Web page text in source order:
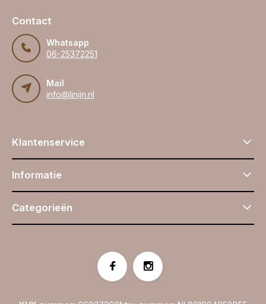
Contact
Whatsapp
06-25372251
Mail
info@linijn.nl
Klantenservice
Informatie
Categorieën